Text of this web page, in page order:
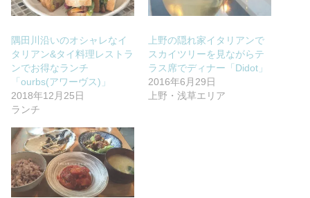
隅田川沿いのオシャレなイ
タリアン&タイ料理レストラ
ンでお得なランチ
「ourbs(アワーヴス)」
2018年12月25日
ランチ
上野の隠れ家イタリアンで
スカイツリーを見ながらテ
ラス席でディナー「Didot」
2016年6月29日
上野・浅草エリア